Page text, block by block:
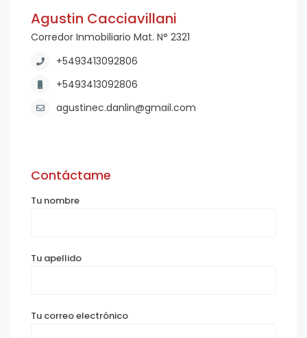
Agustin Cacciavillani
Corredor Inmobiliario Mat. N° 2321
+5493413092806
+5493413092806
agustinec.danlin@gmail.com
Contáctame
Tu nombre
Tu apellido
Tu correo electrónico